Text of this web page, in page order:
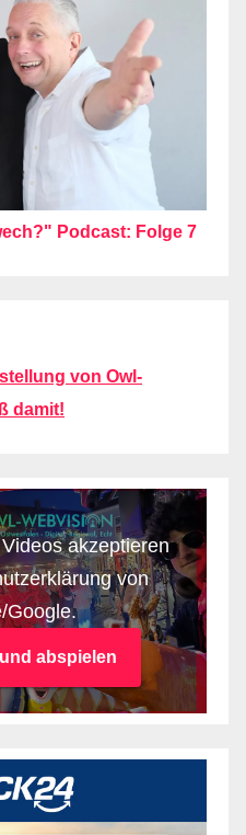
Podcast: Folge 7
von Owl-
damit!
akzeptieren
von
Google.
abspielen